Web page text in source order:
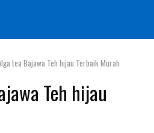
tea Bajawa Teh hijau Terbaik Murah
Teh hijau